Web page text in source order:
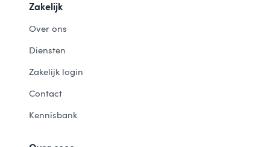
Zakelijk
Over ons
Diensten
Zakelijk login
Contact
Kennisbank